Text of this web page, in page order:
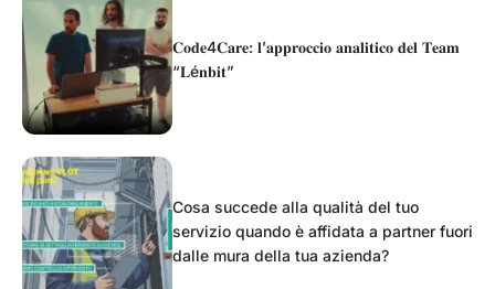
𝐂𝐨𝐝𝐞4𝐂𝐚𝐫𝐞: 𝐥’𝐚𝐩𝐩𝐫𝐨𝐜𝐜𝐢𝐨 𝐚𝐧𝐚𝐥𝐢𝐭𝐢𝐜𝐨 𝐝𝐞𝐥 𝐓𝐞𝐚𝐦
“𝐋é𝐧𝐛𝐢𝐭”
Cosa succede alla qualità del tuo
servizio quando è affidata a partner fuori
dalle mura della tua azienda?